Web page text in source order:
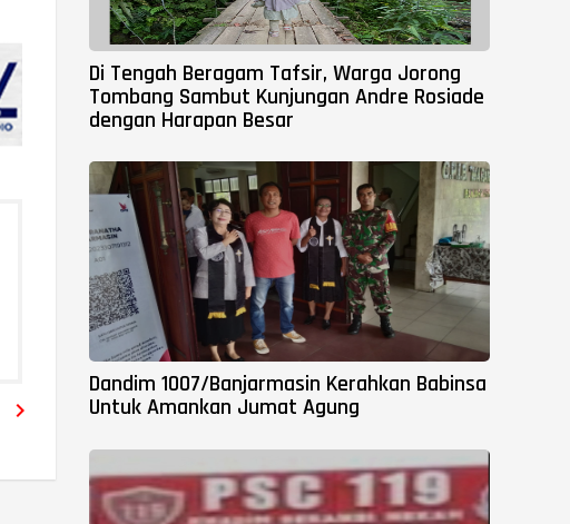

Di Tengah Beragam Tafsir, Warga Jorong
Tombang Sambut Kunjungan Andre Rosiade
dengan Harapan Besar
Dandim 1007/Banjarmasin Kerahkan Babinsa
Untuk Amankan Jumat Agung